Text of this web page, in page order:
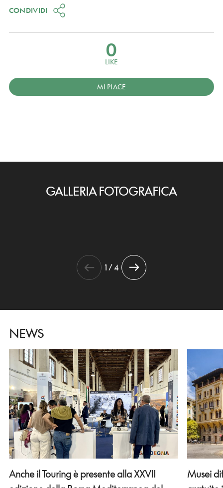
CONDIVIDI
0
LIKE
MI PIACE
GALLERIA FOTOGRAFICA
1 / 4
NEWS
Anche il Touring è presente alla XXVII
Musei